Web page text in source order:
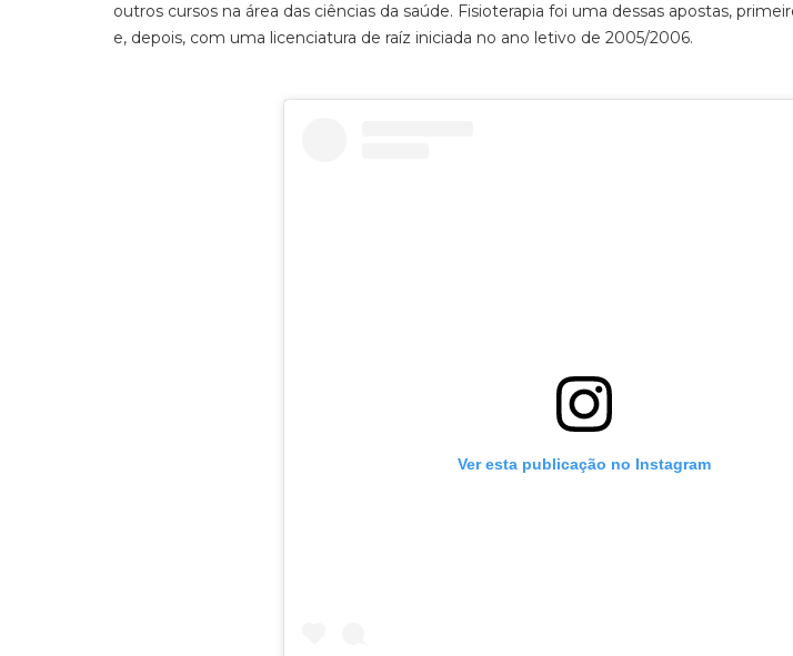
outros cursos na área das ciências da saúde. Fisioterapia foi uma dessas apostas,
e, depois, com uma licenciatura de raíz iniciada no ano letivo de 2005/2006.
Ver esta publicação no Instagram